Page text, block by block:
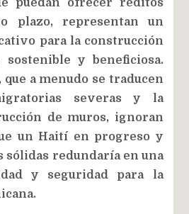
puedan ofrecer réditos
plazo, representan un
para la construcción
y beneficiosa.
a menudo se traducen
severas y la
de muros, ignoran
un Haití en progreso y
sólidas redundaría en una
y seguridad para la